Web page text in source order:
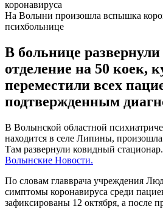
На Волыни произошла вспышка
психбольнице
В больнице
отделение на 50 коек,
переместили всех
подтвержденным
В Волынской областной
находится в селе Липины,
Там развернули ковидный
Волынские Новости.
По словам главврача учреждения
симптомы коронавируса среди
зафиксированы 12 октября, а после